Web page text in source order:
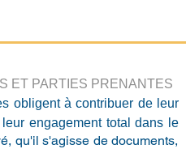
ET PARTIES PRENANTES
obligent à contribuer de leur
engagement total dans le
qu'il s'agisse de documents,